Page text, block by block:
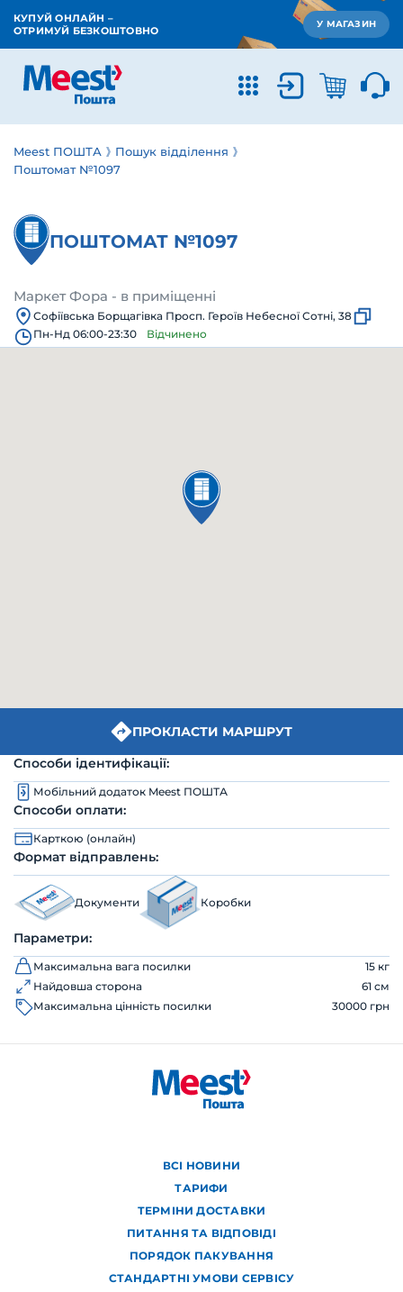
КУПУЙ ОНЛАЙН –
ОТРИМУЙ БЕЗКОШТОВНО
У МАГАЗИН
Meest ПОШТА
Пошук відділення
Поштомат №1097
ПОШТОМАТ №1097
Маркет Фора - в приміщенні
Софіївська Борщагівка Просп. Героїв Небесної Сотні, 38
Пн-Нд 06:00-23:30
Відчинено
ПРОКЛАСТИ МАРШРУТ
Способи ідентифікації:
Мобільний додаток Meest ПОШТА
Способи оплати:
Карткою (онлайн)
Формат відправлень:
Документи Коробки
Параметри:
Максимальна вага посилки
15 кг
Найдовша сторона
61 см
Максимальна цінність посилки
30000 грн
ВСІ НОВИНИ
ТАРИФИ
ТЕРМІНИ ДОСТАВКИ
ПИТАННЯ ТА ВІДПОВІДІ
ПОРЯДОК ПАКУВАННЯ
СТАНДАРТНІ УМОВИ СЕРВІСУ